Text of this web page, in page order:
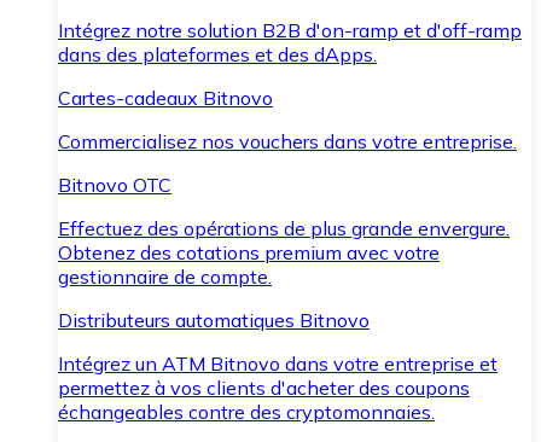
Intégrez notre solution B2B d'on-ramp et d'off-ramp
dans des plateformes et des dApps.
Cartes-cadeaux Bitnovo
Commercialisez nos vouchers dans votre entreprise.
Bitnovo OTC
Effectuez des opérations de plus grande envergure.
Obtenez des cotations premium avec votre
gestionnaire de compte.
Distributeurs automatiques Bitnovo
Intégrez un ATM Bitnovo dans votre entreprise et
permettez à vos clients d'acheter des coupons
échangeables contre des cryptomonnaies.